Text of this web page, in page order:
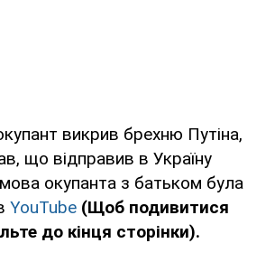
викрив брехню Путіна,
що відправив в Україну
окупанта з батьком була
YouTube (Щоб подивитися
до кінця сторінки).